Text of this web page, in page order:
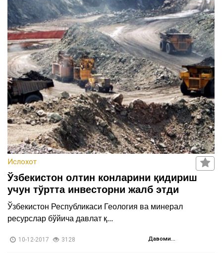
Ислохот
Ўзбекистон олтин конларини қидириш
учун тўртта инвесторни жалб этди
Ўзбекистон Республикаси Геология ва минерал
ресурслар бўйича давлат қ...
10-12-2017 3128 Давоми...